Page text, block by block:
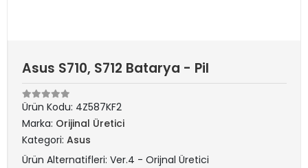
Asus S710, S712 Batarya - Pil
Ürün Kodu: 4Z587KF2
Marka: Orijinal Üretici
Kategori: Asus
Ürün Alternatifleri: Ver.4 - Orijnal Üretici